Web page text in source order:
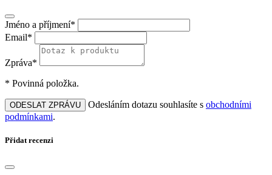
Jméno a příjmení*
Email*
Zpráva*
* Povinná položka.
ODESLAT ZPRÁVU Odesláním dotazu souhlasíte s obchodními
podmínkami.
Přidat recenzi